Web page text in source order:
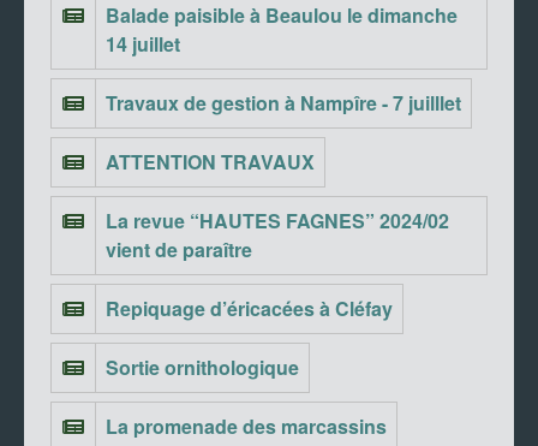
Balade paisible à Beaulou le dimanche
14 juillet
Travaux de gestion à Nampîre - 7 juilllet
ATTENTION TRAVAUX
La revue “HAUTES FAGNES” 2024/02
vient de paraître
Repiquage d’éricacées à Cléfay
Sortie ornithologique
La promenade des marcassins